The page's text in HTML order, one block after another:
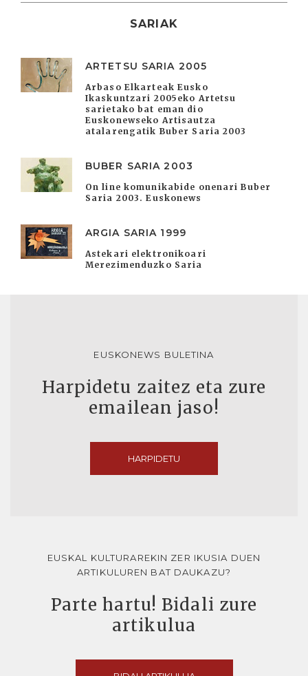
SARIAK
ARTETSU SARIA 2005
Arbaso Elkarteak Eusko
Ikaskuntzari 2005eko Artetsu
sarietako bat eman dio
Euskonewseko Artisautza
atalarengatik Buber Saria 2003
BUBER SARIA 2003
On line komunikabide onenari Buber
Saria 2003. Euskonews
ARGIA SARIA 1999
Astekari elektronikoari
Merezimenduzko Saria
EUSKONEWS BULETINA
Harpidetu zaitez eta zure
emailean jaso!
HARPIDETU
EUSKAL KULTURAREKIN ZER IKUSIA DUEN
ARTIKULUREN BAT DAUKAZU?
Parte hartu! Bidali zure
artikulua